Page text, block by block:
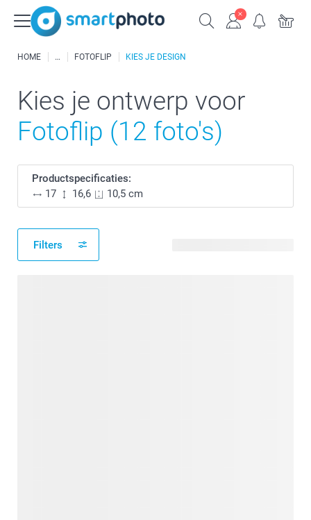
HOME FOTOFLIP KIES JE DESIGN
Kies je ontwerp voor
Fotoflip (12 foto's)
Productspecificaties:
17
16,6 10,5 cm
Filters